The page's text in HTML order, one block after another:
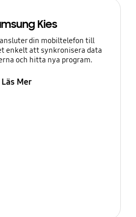
Kies
ansluter din mobiltelefon till
enkelt att synkronisera data
och hitta nya program.
Läs Mer